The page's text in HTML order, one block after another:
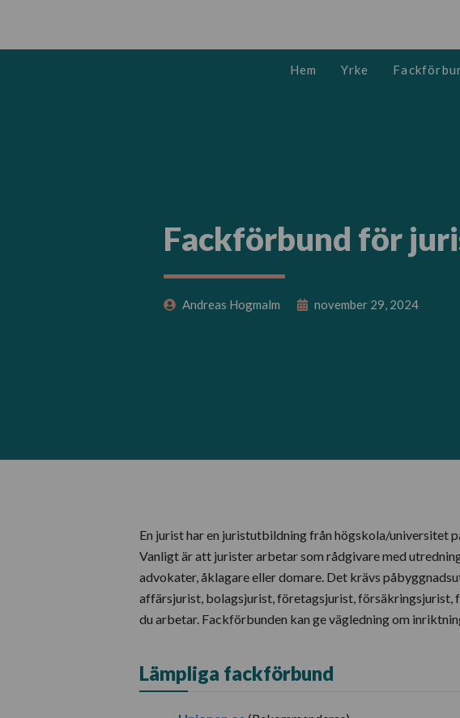
innehåll
Hem Yrke
Fackförbund för
Andreas Hogmalm november 29, 2024
En jurist har en juristutbildning från högskola/universitet
Vanligt är att jurister arbetar som rådgivare med
advokater, åklagare eller domare. Det krävs
affärsjurist, bolagsjurist, företagsjurist, försäkringsjurist,
du arbetar. Fackförbunden kan ge vägledning om
Lämpliga fackförbund